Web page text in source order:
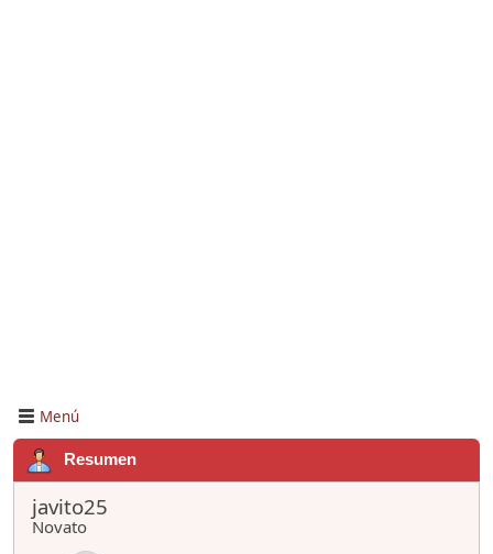
Menú
Resumen
javito25
Novato